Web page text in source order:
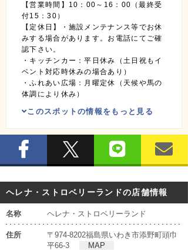
【営業時間】10：00～16：00（最終受
付15：30）
【定休日】・施設メンテナンス等でお休
みする場合があります。お電話にてご確
認下さい。
・キッチンカー：平日休み（土日祝もイ
ベント対応時休みの場合あり）
・ふれあい広場：月曜定休（天候や馬の
体調により休み）
このスポットの情報をもっと見る
ヘレナ・ストロベリーランドの店舗情報
名称 ヘレナ・ストロベリーランド
住所
〒974-8202福島県いわき市添野町頭巾
平66-3
MAP